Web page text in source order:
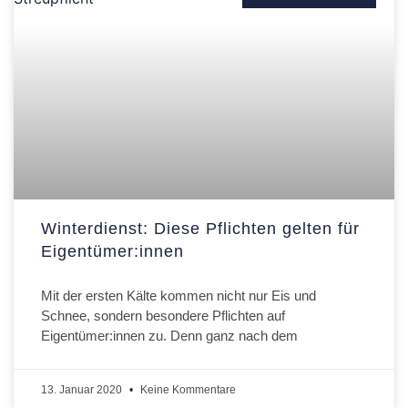
Winterdienst: Diese Pflichten gelten für
Eigentümer:innen
Mit der ersten Kälte kommen nicht nur Eis und
Schnee, sondern besondere Pflichten auf
Eigentümer:innen zu. Denn ganz nach dem
13. Januar 2020 Keine Kommentare